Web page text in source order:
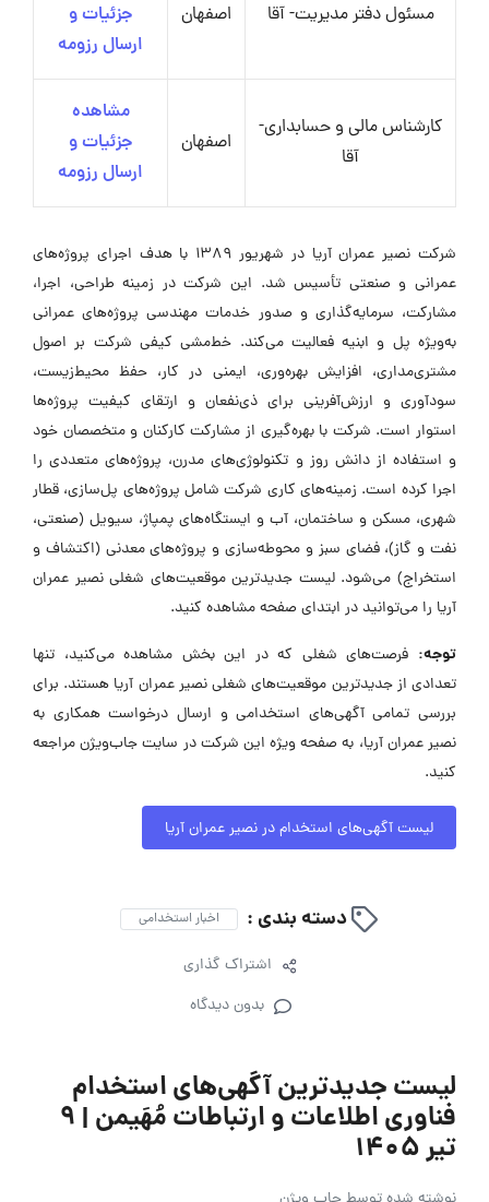
مسئول دفتر مدیریت- آقا اصفهان
جزئیات و
ارسال رزومه
کارشناس مالی و حسابداری-
آقا
اصفهان
مشاهده
جزئیات و
ارسال رزومه
شرکت نصیر عمران آریا در شهریور ۱۳۸۹ با هدف اجرای پروژه‌های
عمرانی و صنعتی تأسیس شد. این شرکت در زمینه طراحی، اجرا،
مشارکت، سرمایه‌گذاری و صدور خدمات مهندسی پروژه‌های عمرانی
به‌ویژه پل و ابنیه فعالیت می‌کند. خط‌مشی کیفی شرکت بر اصول
مشتری‌مداری، افزایش بهره‌وری، ایمنی در کار، حفظ محیط‌زیست،
سودآوری و ارزش‌آفرینی برای ذی‌نفعان و ارتقای کیفیت پروژه‌ها
استوار است. شرکت با بهره‌گیری از مشارکت کارکنان و متخصصان خود
و استفاده از دانش روز و تکنولوژی‌های مدرن، پروژه‌های متعددی را
اجرا کرده است. زمینه‌های کاری شرکت شامل پروژه‌های پل‌سازی، قطار
شهری، مسکن و ساختمان، آب و ایستگاه‌های پمپاژ، سیویل (صنعتی،
نفت و گاز)، فضای سبز و محوطه‌سازی و پروژه‌های معدنی (اکتشاف و
استخراج) می‌شود. لیست جدیدترین موقعیت‌های شغلی نصیر عمران
آریا را می‌توانید در ابتدای صفحه مشاهده کنید.
توجه: فرصت‌های شغلی که در این بخش مشاهده می‌کنید، تنها
تعدادی از جدیدترین موقعیت‌های شغلی نصیر عمران آریا هستند. برای
بررسی تمامی آگهی‌های استخدامی و ارسال درخواست همکاری به
نصیر عمران آریا، به صفحه ویژه این شرکت در سایت جاب‌ویژن مراجعه
کنید.
لیست آگهی‌های استخدام در نصیر عمران آریا
دسته بندی : اخبار استخدامی
اشتراک گذاری
بدون دیدگاه
لیست جدیدترین آگهی‌های استخدام
فناوری اطلاعات و ارتباطات مُهَیمن | ۹
تیر ۱۴۰۵